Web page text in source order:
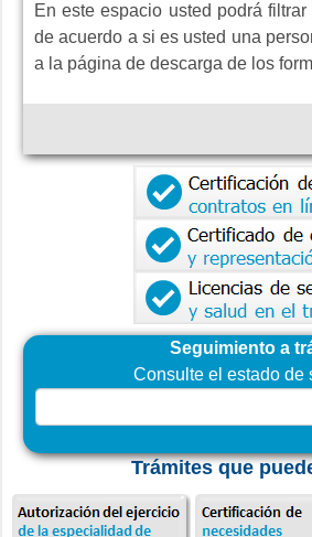
En este espacio usted podrá
de acuerdo a si es usted una
a la página de descarga de los
Seguimiento a
Consulte el estado de
Trámites que